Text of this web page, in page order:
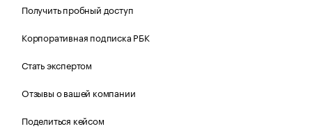
Получить пробный доступ
Корпоративная подписка РБК
Стать экспертом
Отзывы о вашей компании
Поделиться кейсом